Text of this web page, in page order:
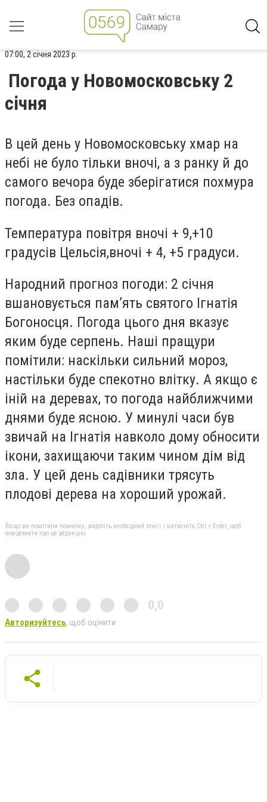
07:00, 2 січня 2023 р.
Погода у Новомосковську 2
січня
В цей день у Новомосковську хмар на
небі не було тільки вночі, а з ранку й до
самого вечора буде зберігатися похмура
погода. Без опадів.
Температура повітря вночі + 9,+10
градусів Цельсія,вночі + 4, +5 градуси.
Народний прогноз погоди: 2 січня
вшановується пам’ять святого Ігнатія
Богоносця. Погода цього дня вказує
яким буде серпень. Наші пращури
помітили: наскільки сильний мороз,
настільки буде спекотно влітку. А якщо є
іній на деревах, то погода найближчими
днями буде ясною. У минулі часи був
звичай на Ігнатія навколо дому обносити
ікони, захищаючи таким чином дім від
зла. У цей день садівники трясуть
плодові дерева на хороший урожай.
Якщо ви помітили помилку, виділіть необхідний текст і натисніть Ctrl + Enter, щоб
повідомити про це редакцію
0,0
Авторизуйтесь, щоб оцінити